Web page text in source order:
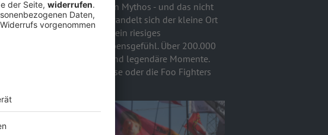
Festival ist ein fast schon ein Mythos - und das nicht
In Südwestengland verwandelt sich der kleine Ort
Jahr für ein Wochenende in ein riesiges
aus Sound, Kunst und Lebensgefühl. Über 200.000
hier musikalische Vielfalt und legendäre Momente.
Giganten wie Metallica, Muse oder die Foo Fighters